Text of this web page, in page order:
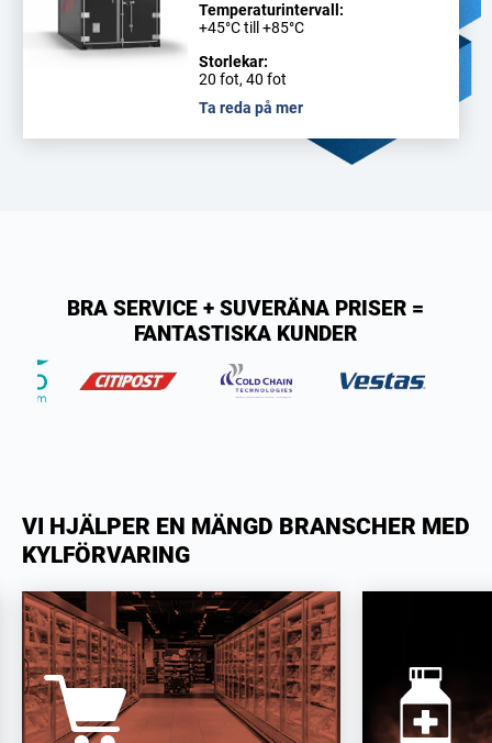
Temperaturintervall:
+45°C till +85°C
Storlekar:
20 fot, 40 fot
Ta reda på mer
BRA SERVICE + SUVERÄNA PRISER =
FANTASTISKA KUNDER
VI HJÄLPER EN MÄNGD BRANSCHER MED
KYLFÖRVARING